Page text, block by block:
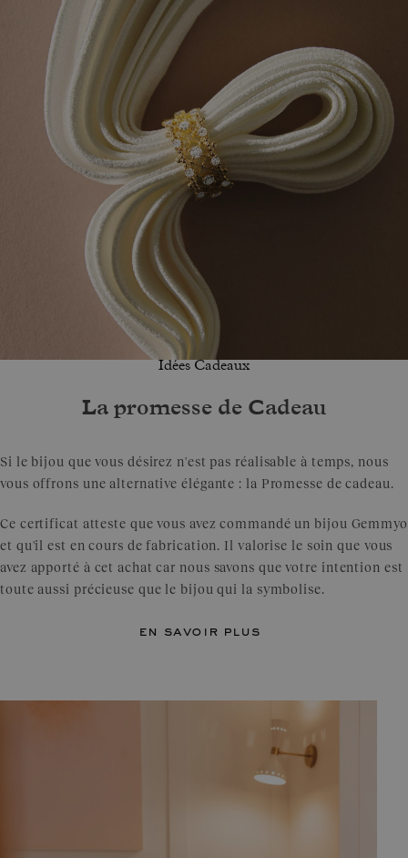
Idées Cadeaux
La promesse de Cadeau
Si le bijou que vous désirez n'est pas réalisable à temps, nous
vous offrons une alternative élégante : la Promesse de cadeau.
Ce certificat atteste que vous avez commandé un bijou Gemmyo
et qu'il est en cours de fabrication. Il valorise le soin que vous
avez apporté à cet achat car nous savons que votre intention est
toute aussi précieuse que le bijou qui la symbolise.
en savoir plus